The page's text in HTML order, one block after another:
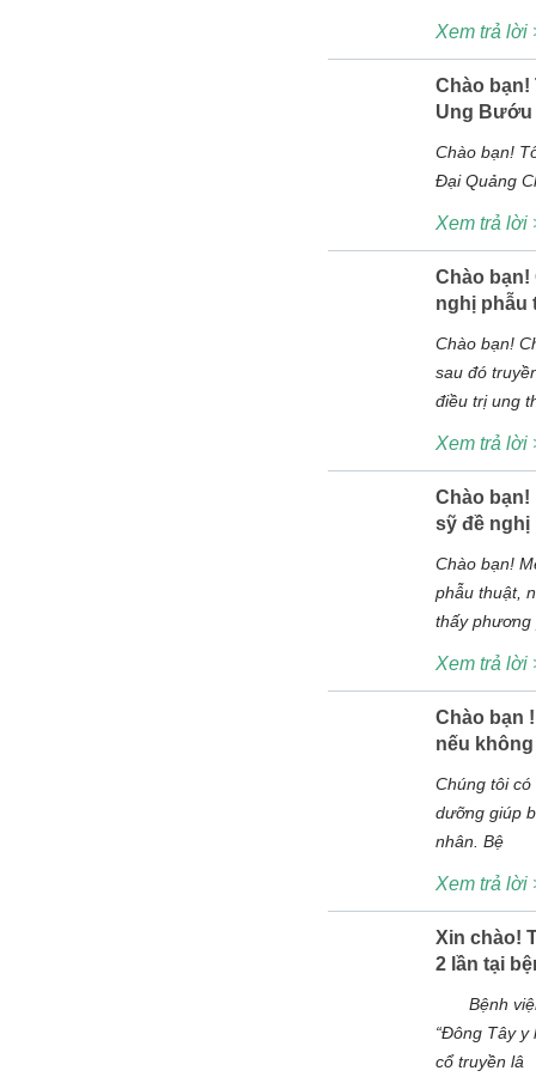
Xem trả lời
Chào bạn!
Ung Bướu
Chào bạn!
Đại Quảng
Xem trả lời
Chào bạn!
nghị phẫu
Chào bạn!
sau đó
điều trị ung
Xem trả lời
Chào bạn!
sỹ đề nghị
Chào bạn!
phẫu thuật,
thấy phương
Xem trả lời
Chào bạn
nếu
Chúng tôi
dưỡng giúp
nhân. Bệ
Xem trả lời
Xin chào!
2 lần tại
Bệnh viện
“Đông Tây y
cổ truyền lâ